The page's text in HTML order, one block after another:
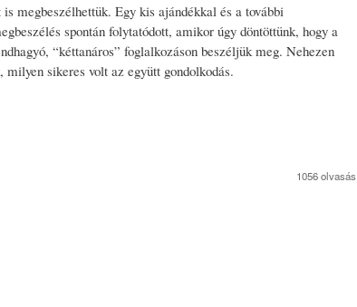
megbeszélhettük. Egy kis ajándékkal és a további
spontán folytatódott, amikor úgy döntöttünk, hogy a
“kéttanáros” foglalkozáson beszéljük meg. Nehezen
sikeres volt az együtt gondolkodás.
1056 olvasás